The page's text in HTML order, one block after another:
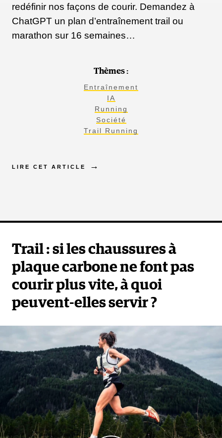
redéfinir nos façons de courir. Demandez à
ChatGPT un plan d’entraînement trail ou
marathon sur 16 semaines…
Thèmes :
Entraînement
IA
Running
Société
Trail Running
LIRE CET ARTICLE
Trail : si les chaussures à
plaque carbone ne font pas
courir plus vite, à quoi
peuvent-elles servir ?